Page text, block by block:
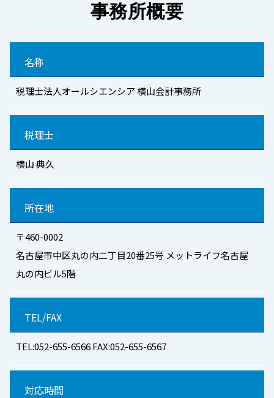
事務所概要
名称
税理士法人オールシエンシア 横山会計事務所
税理士
横山 典久
所在地
〒460-0002
名古屋市中区丸の内二丁目20番25号 メットライフ名古屋
丸の内ビル5階
TEL/FAX
TEL:052-655-6566 FAX:052-655-6567
対応時間